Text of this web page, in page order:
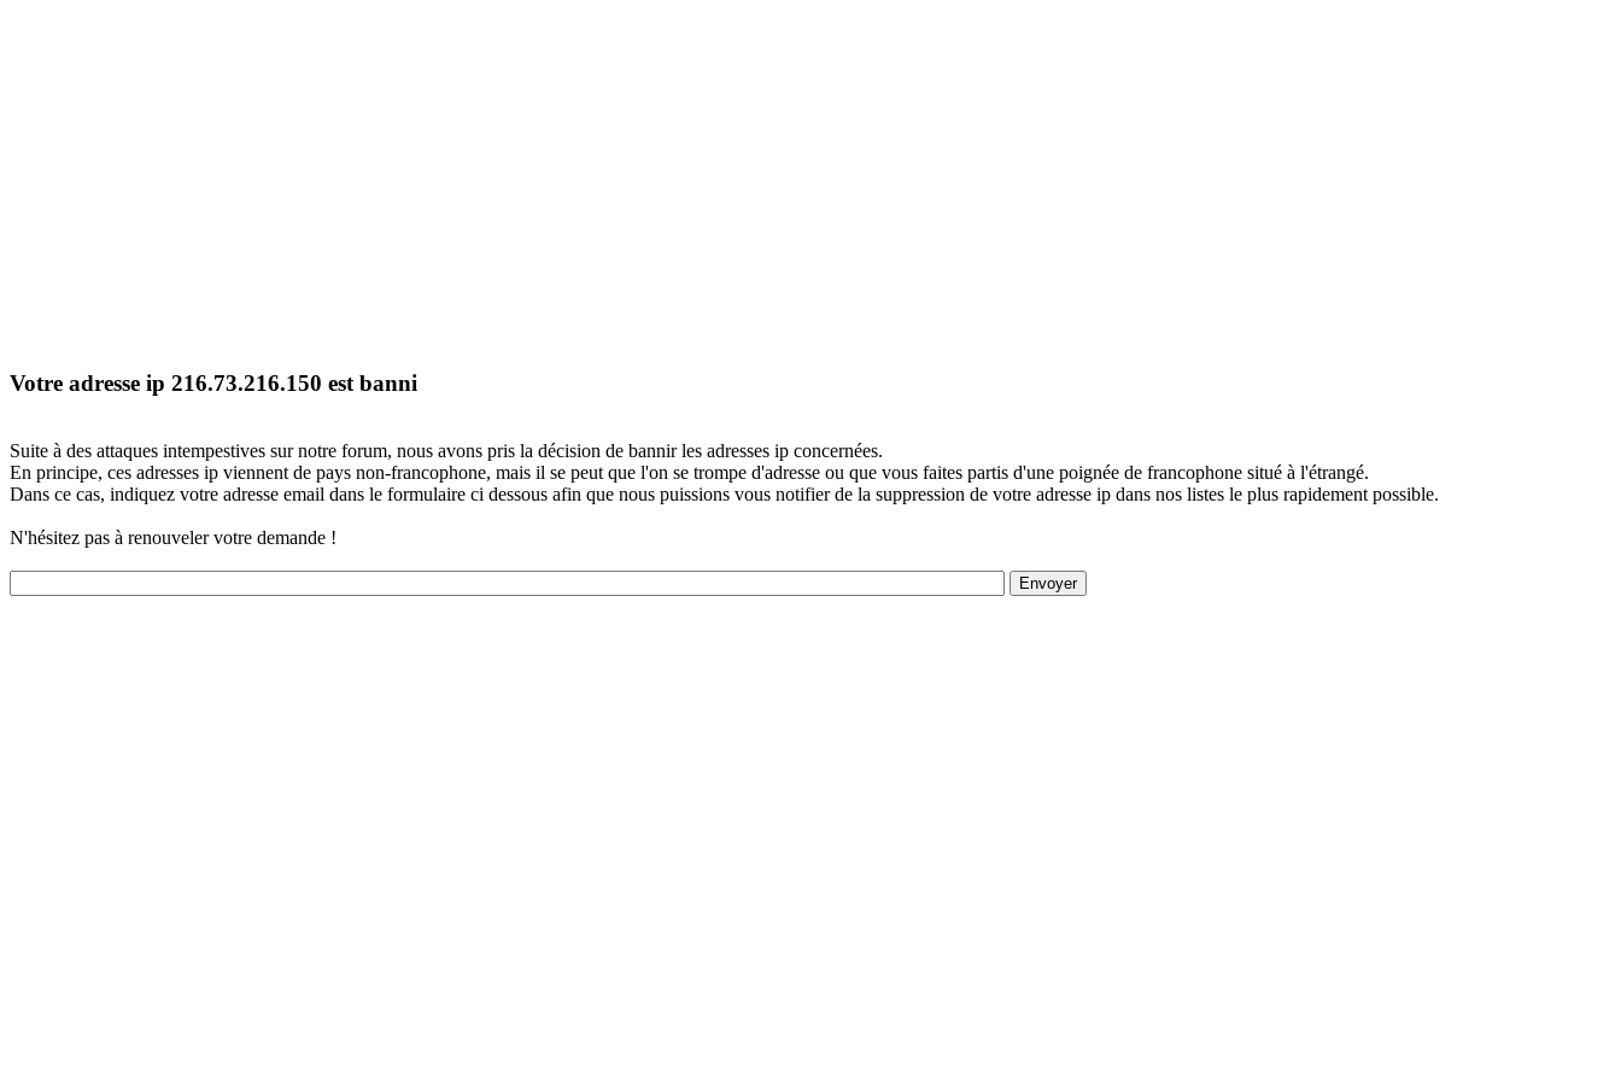
Votre adresse ip 216.73.216.150 est banni
Suite à des attaques intempestives sur notre forum, nous avons pris la décision de bannir les adresses ip concernées.
En principe, ces adresses ip viennent de pays non-francophone, mais il se peut que l'on se trompe d'adresse ou que vous faites partis d'une poignée de francophone situé à l'étrangé.
Dans ce cas, indiquez votre adresse email dans le formulaire ci dessous afin que nous puissions vous notifier de la suppression de votre adresse ip dans nos listes le plus rapidement possible.
N'hésitez pas à renouveler votre demande !